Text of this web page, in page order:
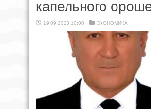
капельного
19.09.2023 10:00 ЭКОНОМИКА